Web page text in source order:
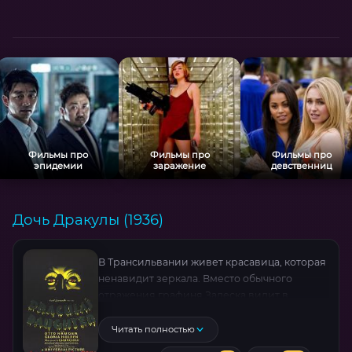
Фильмы про
эпидемии
Фильмы про
заражение
Фильмы про
девственниц
Дочь Дракулы (1936)
В Трансильвании живет красавица, которая
ненавидит зеркала. Вместо обычного
могущественного вампира Дракулы,
унаследовавшая страсть к человеческой
Читать полностью